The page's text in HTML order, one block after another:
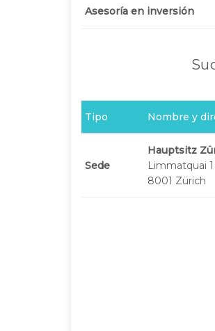
Asesoría en inversión
Tipo Nombre y
Sede
Hauptsitz
Limmatquai 1
8001 Zürich